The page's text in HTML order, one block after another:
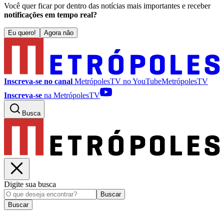
Você quer ficar por dentro das notícias mais importantes e receber
notificações em tempo real?
Eu quero! Agora não
Inscreva-se no canal MetrópolesTV noYouTubeMetrópolesTV
Inscreva-se na MetrópolesTV
Busca
Digite sua busca
Buscar
Buscar